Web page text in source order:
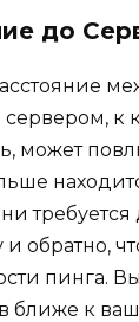
до
сервером, к
может
требуется
обратно,
пинга.
ближе к